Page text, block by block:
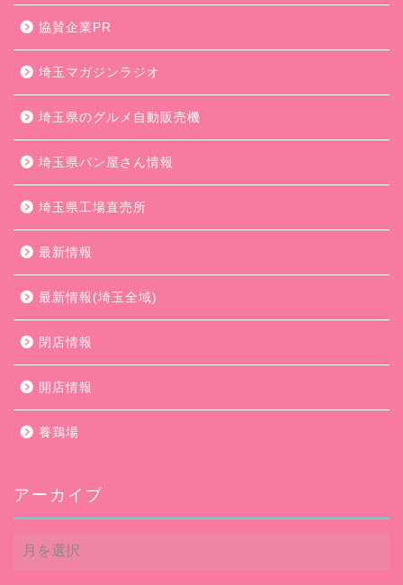
協賛企業PR
埼玉マガジンラジオ
埼玉県のグルメ自動販売機
埼玉県パン屋さん情報
埼玉県工場直売所
最新情報
最新情報(埼玉全域)
閉店情報
開店情報
養鶏場
アーカイブ
ア
ー